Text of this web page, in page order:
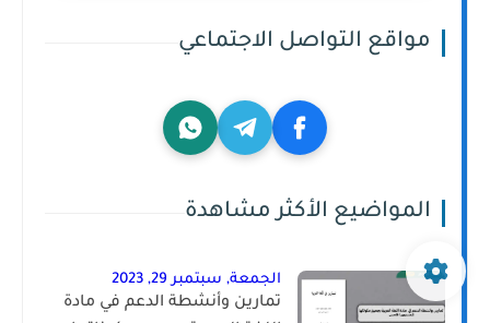
مواقع التواصل الاجتماعي
المواضيع الأكثر مشاهدة
الجمعة, سبتمبر 29, 2023
تمارين وأنشطة الدعم في مادة